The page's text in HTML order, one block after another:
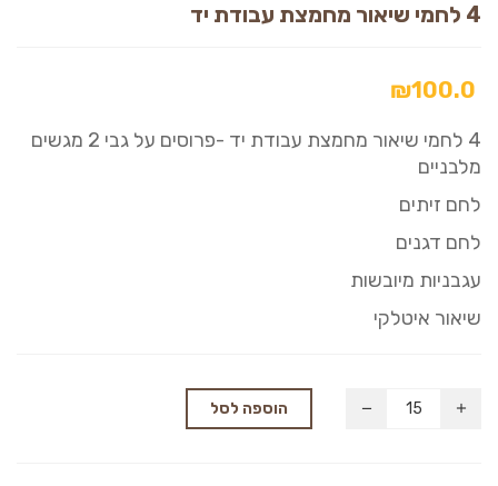
4 לחמי שיאור מחמצת עבודת יד
₪100.0
4 לחמי שיאור מחמצת עבודת יד -פרוסים על גבי 2 מגשים
מלבניים
לחם זיתים
לחם דגנים
עגבניות מיובשות
שיאור איטלקי
הוספה לסל